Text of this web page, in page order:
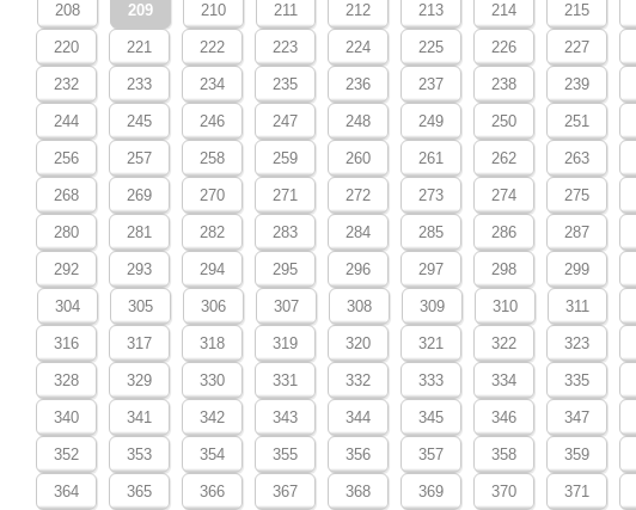
208 209 210 211 212 213 214 215
220 221 222 223 224 225 226 227
232 233 234 235 236 237 238 239
244 245 246 247 248 249 250 251
256 257 258 259 260 261 262 263
268 269 270 271 272 273 274 275
280 281 282 283 284 285 286 287
292 293 294 295 296 297 298 299
304 305 306 307 308 309 310 311
316 317 318 319 320 321 322 323
328 329 330 331 332 333 334 335
340 341 342 343 344 345 346 347
352 353 354 355 356 357 358 359
364 365 366 367 368 369 370 371